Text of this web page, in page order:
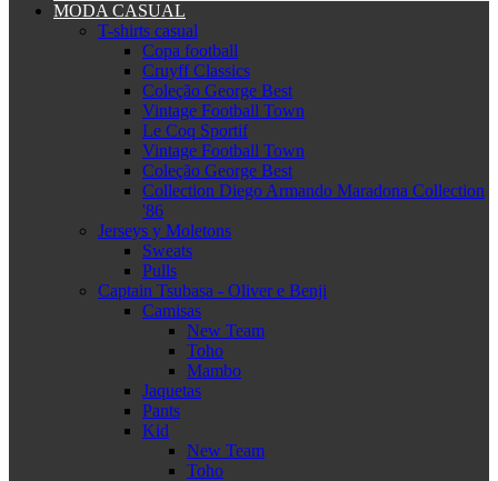
MODA CASUAL
T-shirts casual
Copa football
Cruyff Classics
Coleção George Best
Vintage Football Town
Le Coq Sportif
Vintage Football Town
Coleção George Best
Collection Diego Armando Maradona Collection
'86
Jerseys y Moletons
Sweats
Pulls
Captain Tsubasa - Oliver e Benji
Camisas
New Team
Toho
Mambo
Jaquetas
Pants
Kid
New Team
Toho